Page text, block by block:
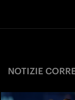
NOTIZIE